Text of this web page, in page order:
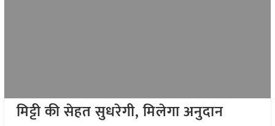
मिट्टी की सेहत सुधरेगी, मिलेगा अनुदान